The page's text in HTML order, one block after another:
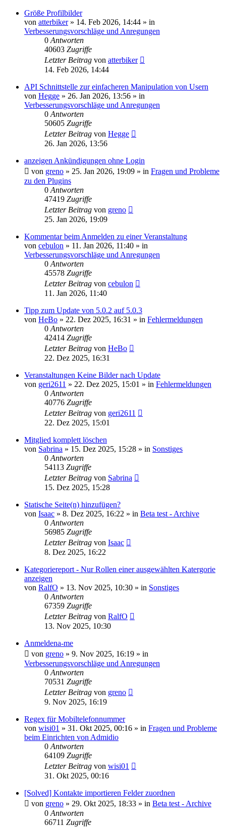
Größe Profilbilder
von atterbiker» 14. Feb 2026, 14:44 » in
Verbesserungsvorschläge und Anregungen
0 Antworten
40603 Zugriffe
Letzter Beitrag von atterbiker
14. Feb 2026, 14:44
API Schnittstelle zur einfacheren Manipulation von Usern
von Hegge » 26. Jan 2026, 13:56 » in
Verbesserungsvorschläge und Anregungen
0 Antworten
50605 Zugriffe
Letzter Beitrag von Hegge
26. Jan 2026, 13:56
anzeigen Ankündigungen ohne Login
von greno » 25. Jan 2026, 19:09 » in Fragen und Probleme
zu den Plugins
0 Antworten
47419 Zugriffe
Letzter Beitrag von greno
25. Jan 2026, 19:09
Kommentar beim Anmelden zu einer Veranstaltung
von cebulon » 11. Jan 2026, 11:40 » in
Verbesserungsvorschläge und Anregungen
0 Antworten
45578 Zugriffe
Letzter Beitrag von cebulon
11. Jan 2026, 11:40
Tipp zum Update von 5.0.2 auf 5.0.3
von HeBo » 22. Dez 2025, 16:31 » in Fehlermeldungen
0 Antworten
42414 Zugriffe
Letzter Beitrag von HeBo
22. Dez 2025, 16:31
Veranstaltungen Keine Bilder nach Update
von geri2611 » 22. Dez 2025, 15:01 » in Fehlermeldungen
0 Antworten
40776 Zugriffe
Letzter Beitrag von geri2611
22. Dez 2025, 15:01
Mitglied komplett löschen
von Sabrina » 15. Dez 2025, 15:28 » in Sonstiges
0 Antworten
54113 Zugriffe
Letzter Beitrag von Sabrina
15. Dez 2025, 15:28
Statische Seite(n) hinzufügen?
von Isaac » 8. Dez 2025, 16:22 » in Beta test - Archive
0 Antworten
56985 Zugriffe
Letzter Beitrag von Isaac
8. Dez 2025, 16:22
Kategoriereport - Nur Rollen einer ausgewählten Katergorie
anzeigen
von RalfO » 13. Nov 2025, 10:30 » in Sonstiges
0 Antworten
67359 Zugriffe
Letzter Beitrag von RalfO
13. Nov 2025, 10:30
Anmeldena-me
von greno » 9. Nov 2025, 16:19 » in
Verbesserungsvorschläge und Anregungen
0 Antworten
70531 Zugriffe
Letzter Beitrag von greno
9. Nov 2025, 16:19
Regex für Mobiltelefonnummer
von wisi01 » 31. Okt 2025, 00:16 » in Fragen und Probleme
beim Einrichten von Admidio
0 Antworten
64109 Zugriffe
Letzter Beitrag von wisi01
31. Okt 2025, 00:16
[Solved] Kontakte importieren Felder zuordnen
von greno » 29. Okt 2025, 18:33 » in Beta test - Archive
0 Antworten
66711 Zugriffe